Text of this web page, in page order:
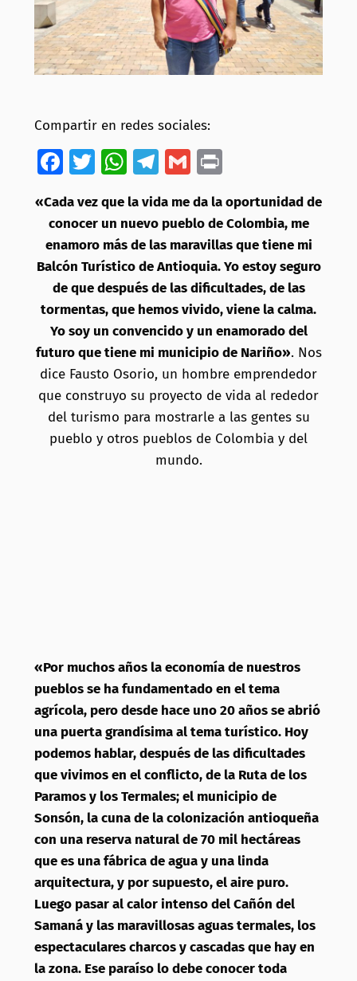
Compartir en redes sociales:
Facebook
Twitter
WhatsApp
Telegram
Gmail
«Cada vez que la vida me da la oportunidad de
conocer un nuevo pueblo de Colombia, me
enamoro más de las maravillas que tiene mi
Balcón Turístico de Antioquia. Yo estoy seguro
de que después de las dificultades, de las
tormentas, que hemos vivido, viene la calma.
Yo soy un convencido y un enamorado del
futuro que tiene mi municipio de Nariño». Nos
dice Fausto Osorio, un hombre emprendedor
que construyo su proyecto de vida al rededor
del turismo para mostrarle a las gentes su
pueblo y otros pueblos de Colombia y del
mundo.
«Por muchos años la economía de nuestros
pueblos se ha fundamentado en el tema
agrícola, pero desde hace uno 20 años se abrió
una puerta grandísima al tema turístico. Hoy
podemos hablar, después de las dificultades
que vivimos en el conflicto, de la Ruta de los
Paramos y los Termales; el municipio de
Sonsón, la cuna de la colonización antioqueña
con una reserva natural de 70 mil hectáreas
que es una fábrica de agua y una linda
arquitectura, y por supuesto, el aire puro.
Luego pasar al calor intenso del Cañón del
Samaná y las maravillosas aguas termales, los
espectaculares charcos y cascadas que hay en
la zona. Ese paraíso lo debe conocer toda